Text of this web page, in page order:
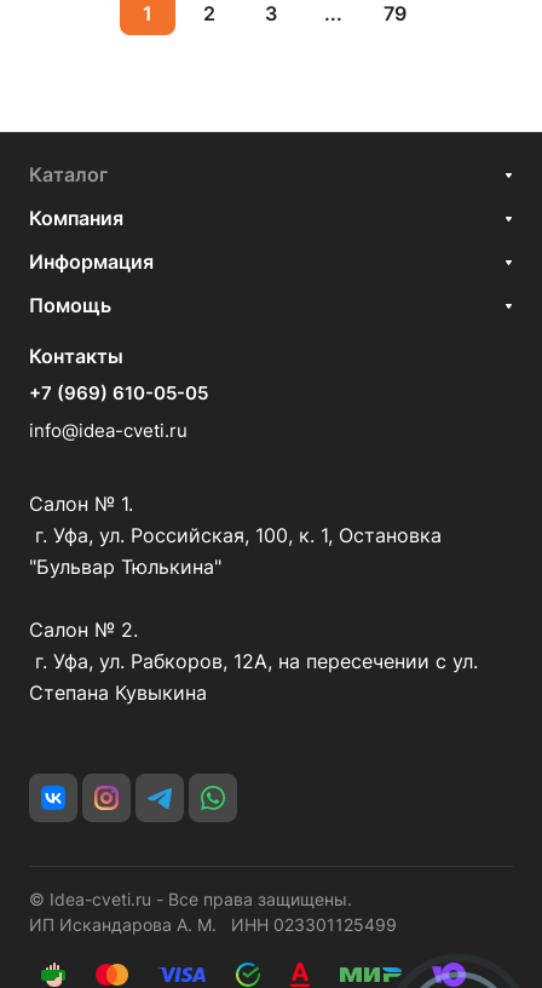
1 2 3 ... 79
Каталог
Компания
Информация
Помощь
Контакты
+7 (969) 610-05-05
info@idea-cveti.ru
Салон № 1.
г. Уфа, ул. Российская, 100, к. 1, Остановка
"Бульвар Тюлькина"
Салон № 2.
г. Уфа, ул. Рабкоров, 12А, на пересечении с ул.
Степана Кувыкина
© Idea-cveti.ru - Все права защищены.
ИП Искандарова А. М. ИНН 023301125499